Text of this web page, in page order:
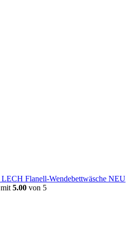
LECH Flanell-Wendebettwäsche NEU
5.00 von 5